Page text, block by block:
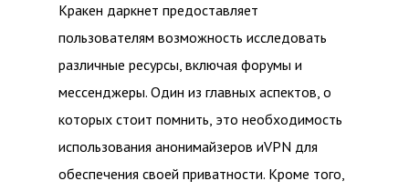
Кракен даркнет предоставляет
пользователям возможность исследовать
различные ресурсы, включая форумы и
мессенджеры. Один из главных аспектов, о
которых стоит помнить, это необходимость
использования анонимайзеров иVPN для
обеспечения своей приватности. Кроме того,